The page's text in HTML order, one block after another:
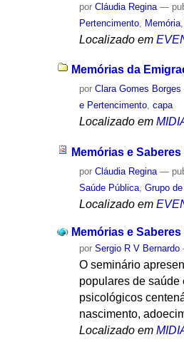
porCláudia Regina —
Pertencimento Memória
Localizado em
Memórias da
porClara Gomes Borges
e Pertencimento,capa
Localizado em
Memórias e
porCláudia Regina —
Saúde Pública,Grupo
Localizado em
Memórias e
porSergio R V Bernardo
O seminário
populares de saúde
psicológicos
nascimento,
Localizado em